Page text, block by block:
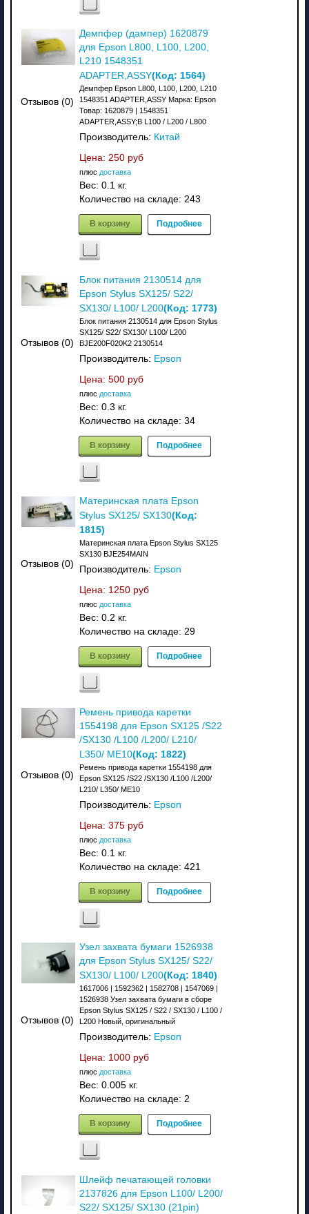
Отзывов (0)
Демпфер (дампер) 1620879
для Epson L800, L100, L200,
L210 1548351
ADAPTER,ASSY(Код: 1564)
Демпфер Epson L800, L100, L200, L210
1548351 ADAPTER,ASSY Марка: Epson
Товар: 1620879 | 1548351
ADAPTER,ASSY;B L100 / L200 / L800
Производитель: Китай
Цена: 250 руб
плюс доставка
Вес: 0.1 кг.
Количество на складе: 243
В корзину Подробнее
Отзывов (0)
Блок питания 2130514 для
Epson Stylus SX125/ S22/
SX130/ L100/ L200(Код: 1773)
Блок питания 2130514 для Epson Stylus
SX125/ S22/ SX130/ L100/ L200
BJE200F020K2 2130514
Производитель: Epson
Цена: 500 руб
плюс доставка
Вес: 0.3 кг.
Количество на складе: 34
В корзину Подробнее
Отзывов (0)
Материнская плата Epson
Stylus SX125/ SX130(Код:
1815)
Материнская плата Epson Stylus SX125
SX130 BJE254MAIN
Производитель: Epson
Цена: 1250 руб
плюс доставка
Вес: 0.2 кг.
Количество на складе: 29
В корзину Подробнее
Отзывов (0)
Ремень привода каретки
1554198 для Epson SX125 /S22
/SX130 /L100 /L200/ L210/
L350/ ME10(Код: 1822)
Ремень привода каретки 1554198 для
Epson SX125 /S22 /SX130 /L100 /L200/
L210/ L350/ ME10
Производитель: Epson
Цена: 375 руб
плюс доставка
Вес: 0.1 кг.
Количество на складе: 421
В корзину Подробнее
Отзывов (0)
Узел захвата бумаги 1526938
для Epson Stylus SX125/ S22/
SX130/ L100/ L200(Код: 1840)
1617006 | 1592362 | 1582708 | 1547069 |
1526938 Узел захвата бумаги в сборе
Epson Stylus SX125 / S22 / SX130 / L100 /
L200 Новый, оригинальный
Производитель: Epson
Цена: 1000 руб
плюс доставка
Вес: 0.005 кг.
Количество на складе: 2
В корзину Подробнее
Шлейф печатающей головки
2137826 для Epson L100/ L200/
S22/ SX125/ SX130 (21pin)